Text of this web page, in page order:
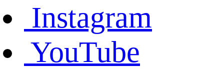
Instagram
YouTube